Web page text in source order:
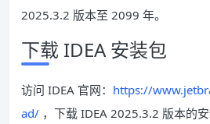
2025.3.2 版本至 2099 年。
下载 IDEA 安装包
访问 IDEA 官网： https://
ad/ ，下载 IDEA 2025.3.2 版本的安